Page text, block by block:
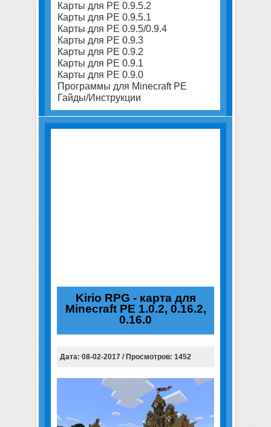
Карты для PE 0.9.5.2
Карты для PE 0.9.5.1
Карты для PE 0.9.5/0.9.4
Карты для PE 0.9.3
Карты для PE 0.9.2
Карты для PE 0.9.1
Карты для PE 0.9.0
Программы для Minecraft PE
Гайды/Инструкции
Kirio RPG - карта для
Minecraft PE 1.0.2, 0.16.2,
0.16.0
Дата: 08-02-2017 / Просмотров: 1452